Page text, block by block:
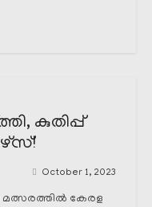
കുതിപ്പ്
October 1, 2023
മത്സരത്തിൽ കേരള